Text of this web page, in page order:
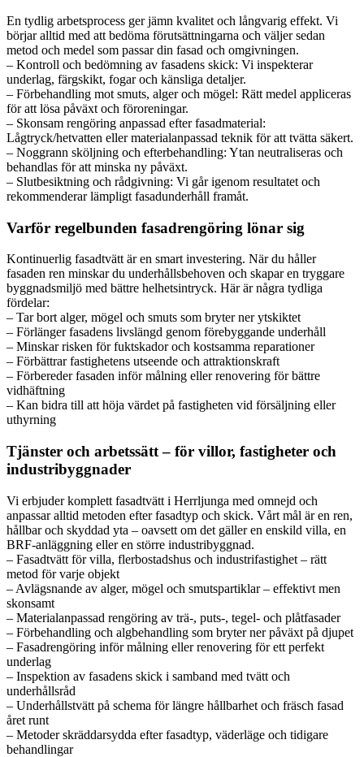
En tydlig arbetsprocess ger jämn kvalitet och långvarig effekt. Vi
börjar alltid med att bedöma förutsättningarna och väljer sedan
metod och medel som passar din fasad och omgivningen.
– Kontroll och bedömning av fasadens skick: Vi inspekterar
underlag, färgskikt, fogar och känsliga detaljer.
– Förbehandling mot smuts, alger och mögel: Rätt medel appliceras
för att lösa påväxt och föroreningar.
– Skonsam rengöring anpassad efter fasadmaterial:
Lågtryck/hetvatten eller materialanpassad teknik för att tvätta säkert.
– Noggrann sköljning och efterbehandling: Ytan neutraliseras och
behandlas för att minska ny påväxt.
– Slutbesiktning och rådgivning: Vi går igenom resultatet och
rekommenderar lämpligt fasadunderhåll framåt.
Varför regelbunden fasadrengöring lönar sig
Kontinuerlig fasadtvätt är en smart investering. När du håller
fasaden ren minskar du underhållsbehoven och skapar en tryggare
byggnadsmiljö med bättre helhetsintryck. Här är några tydliga
fördelar:
– Tar bort alger, mögel och smuts som bryter ner ytskiktet
– Förlänger fasadens livslängd genom förebyggande underhåll
– Minskar risken för fuktskador och kostsamma reparationer
– Förbättrar fastighetens utseende och attraktionskraft
– Förbereder fasaden inför målning eller renovering för bättre
vidhäftning
– Kan bidra till att höja värdet på fastigheten vid försäljning eller
uthyrning
Tjänster och arbetssätt – för villor, fastigheter och
industribyggnader
Vi erbjuder komplett fasadtvätt i Herrljunga med omnejd och
anpassar alltid metoden efter fasadtyp och skick. Vårt mål är en ren,
hållbar och skyddad yta – oavsett om det gäller en enskild villa, en
BRF-anläggning eller en större industribyggnad.
– Fasadtvätt för villa, flerbostadshus och industrifastighet – rätt
metod för varje objekt
– Avlägsnande av alger, mögel och smutspartiklar – effektivt men
skonsamt
– Materialanpassad rengöring av trä-, puts-, tegel- och plåtfasader
– Förbehandling och algbehandling som bryter ner påväxt på djupet
– Fasadrengöring inför målning eller renovering för ett perfekt
underlag
– Inspektion av fasadens skick i samband med tvätt och
underhållsråd
– Underhållstvätt på schema för längre hållbarhet och fräsch fasad
året runt
– Metoder skräddarsydda efter fasadtyp, väderläge och tidigare
behandlingar